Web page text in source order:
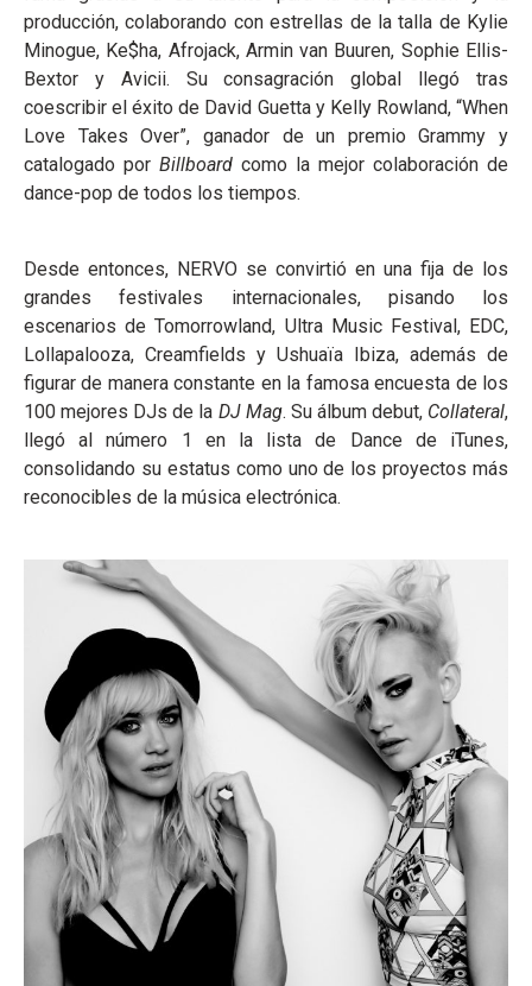
producción, colaborando con estrellas de la talla de Kylie
Minogue, Ke$ha, Afrojack, Armin van Buuren, Sophie Ellis-
Bextor y Avicii. Su consagración global llegó tras
coescribir el éxito de David Guetta y Kelly Rowland, “When
Love Takes Over”, ganador de un premio Grammy y
catalogado por Billboard como la mejor colaboración de
dance-pop de todos los tiempos.
Desde entonces, NERVO se convirtió en una fija de los
grandes festivales internacionales, pisando los
escenarios de Tomorrowland, Ultra Music Festival, EDC,
Lollapalooza, Creamfields y Ushuaïa Ibiza, además de
figurar de manera constante en la famosa encuesta de los
100 mejores DJs de la DJ Mag. Su álbum debut, Collateral,
llegó al número 1 en la lista de Dance de iTunes,
consolidando su estatus como uno de los proyectos más
reconocibles de la música electrónica.